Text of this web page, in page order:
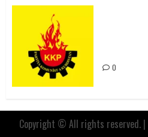
0
Copyright © All rights reserved. |